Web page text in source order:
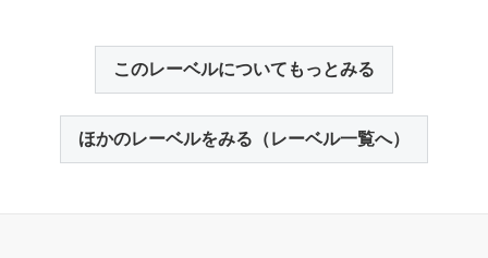
このレーベルについてもっとみる
ほかのレーベルをみる（レーベル一覧へ）